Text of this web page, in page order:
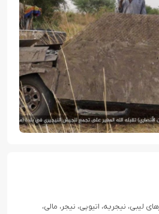
لیبی، نیجریه، اتیوپی، نیجر، مالی،